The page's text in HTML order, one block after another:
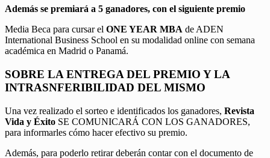
Además se premiará a 5 ganadores, con el siguiente premio
Media Beca para cursar el ONE YEAR MBA de ADEN
International Business School en su modalidad online con semana
académica en Madrid o Panamá.
SOBRE LA ENTREGA DEL PREMIO Y LA
INTRASNFERIBILIDAD DEL MISMO
Una vez realizado el sorteo e identificados los ganadores, Revista
Vida y Éxito SE COMUNICARÁ CON LOS GANADORES,
para informarles cómo hacer efectivo su premio.
Además, para poderlo retirar deberán contar con el documento de